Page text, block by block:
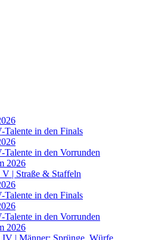
in den Finals
in den Vorrunden
2026
| Straße & Staffeln
in den Finals
in den Vorrunden
2026
| Männer: Sprünge, Würfe,